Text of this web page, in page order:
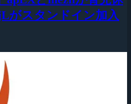
がスタンドイン加入